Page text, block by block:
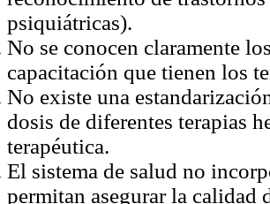
psiquiátricas).
No se conocen claramente
capacitación que tienen los
No existe una
dosis de diferentes terapias
terapéutica.
El sistema de salud no
permitan asegurar la calidad